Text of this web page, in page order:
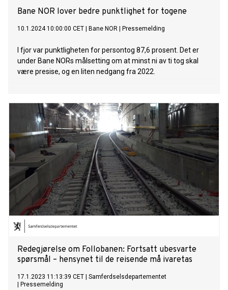
Bane NOR lover bedre punktlighet for togene
10.1.2024 10:00:00 CET Bane NOR Pressemelding
I fjor var punktligheten for persontog 87,6 prosent. Det er
under Bane NORs målsetting om at minst ni av ti tog skal
være presise, og en liten nedgang fra 2022.
Redegjørelse om Follobanen: Fortsatt ubesvarte
spørsmål – hensynet til de reisende må ivaretas
17.1.2023 11:13:39 CET
Samferdselsdepartementet
Pressemelding